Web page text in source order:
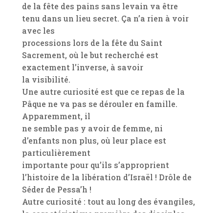
de la fête des pains sans levain va être
tenu dans un lieu secret. Ça n’a rien à voir
avec les
processions lors de la fête du Saint
Sacrement, où le but recherché est
exactement l’inverse, à savoir
la visibilité.
Une autre curiosité est que ce repas de la
Pâque ne va pas se dérouler en famille.
Apparemment, il
ne semble pas y avoir de femme, ni
d’enfants non plus, où leur place est
particulièrement
importante pour qu’ils s’approprient
l’histoire de la libération d’Israël ! Drôle de
Séder de Pessa’h !
Autre curiosité : tout au long des évangiles,